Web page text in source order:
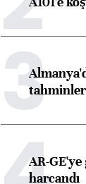
3
AR-
harcandı